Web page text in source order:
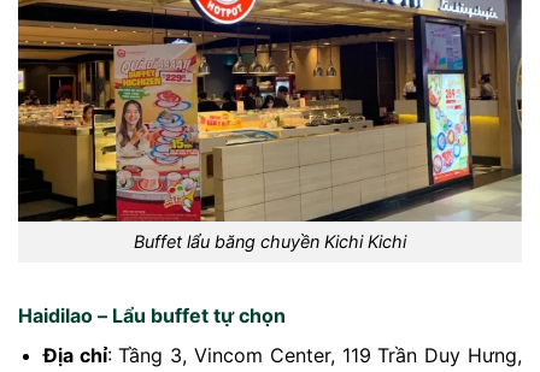
Buffet lẩu băng chuyền Kichi Kichi
Haidilao – Lẩu buffet tự chọn
Địa chỉ: Tầng 3, Vincom Center, 119 Trần Duy Hưng,